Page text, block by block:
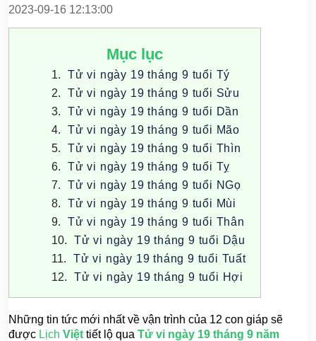
2023-09-16 12:13:00
Mục lục
Tử vi ngày 19 tháng 9 tuổi Tý
Tử vi ngày 19 tháng 9 tuổi Sửu
Tử vi ngày 19 tháng 9 tuổi Dần
Tử vi ngày 19 tháng 9 tuổi Mão
Tử vi ngày 19 tháng 9 tuổi Thìn
Tử vi ngày 19 tháng 9 tuổi Tỵ
Tử vi ngày 19 tháng 9 tuổi NGọ
Tử vi ngày 19 tháng 9 tuổi Mùi
Tử vi ngày 19 tháng 9 tuổi Thân
Tử vi ngày 19 tháng 9 tuổi Dậu
Tử vi ngày 19 tháng 9 tuổi Tuất
Tử vi ngày 19 tháng 9 tuổi Hợi
Những tin tức mới nhất về vận trình của 12 con giáp sẽ
được Lịch Việt tiết lộ qua Tử vi ngày 19 tháng 9 năm